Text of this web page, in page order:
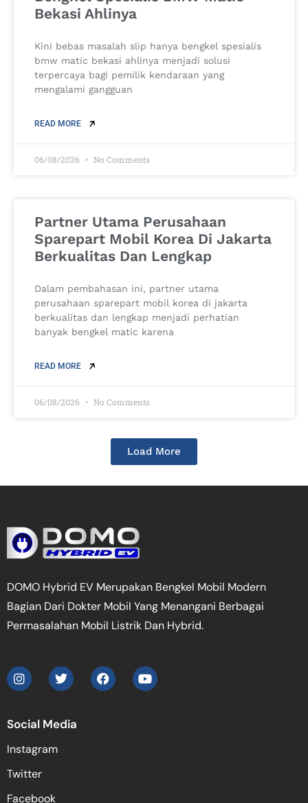
Bekasi Ahlinya
Kini bebas masalah slip hanya bengkel spesialis
bmw matic bekasi ahlinya menjadi solusi
terpercaya bagi pemilik kendaraan yang
mengalami gangguan
READ MORE
06/08/2026 No Comments
Partner Utama Perusahaan
Sparepart Mobil Korea Di Jakarta
Berkualitas Dan Lengkap
Dalam pembahasan ini, partner utama
perusahaan sparepart mobil korea di jakarta
berkualitas dan lengkap menjadi perhatian
banyak bengkel matic karena
READ MORE
06/08/2026 No Comments
Load More
DOMO Hybrid EV Merupakan Bengkel Mobil Modern
Bagian Dari Dokter Mobil Yang Menangani Berbagai
Permasalahan Mobil Listrik Dan Hybrid.
Social Media
Instagram
Twitter
Facebook